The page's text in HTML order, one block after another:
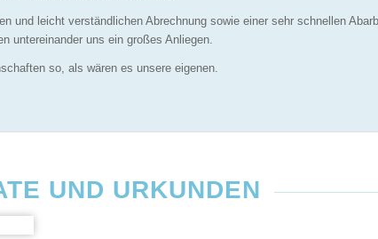
und leicht verständlichen Abrechnung sowie einer sehr schnellen
untereinander uns ein großes Anliegen.
so, als wären es unsere eigenen.
UND URKUNDEN